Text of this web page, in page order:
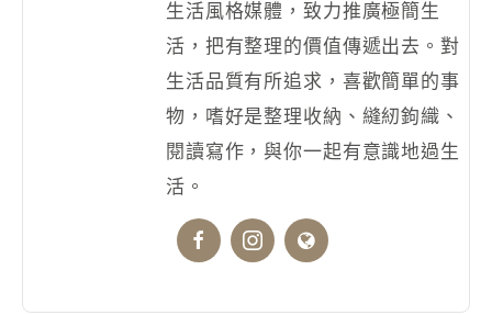
生活風格媒體，致力推廣極簡生
活，把有整理的價值傳遞出去。對
生活品質有所追求，喜歡簡單的事
物，嗜好是整理收納、縫紉鉤織、
閱讀寫作，與你一起有意識地過生
活。